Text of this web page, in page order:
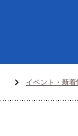
イベント・新着